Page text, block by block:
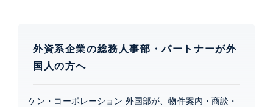
外資系企業の総務人事部・パートナーが外
国人の方へ
ケン・コーポレーション 外国部が、物件案内・商談・